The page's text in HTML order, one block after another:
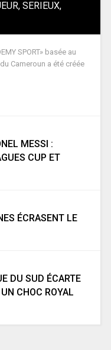
SERIEUX,
SPORT» basée au
Cameroun a été créée
MESSI :
CUP ET
ÉCRASENT LE
DU SUD ÉCARTE
CHOC ROYAL